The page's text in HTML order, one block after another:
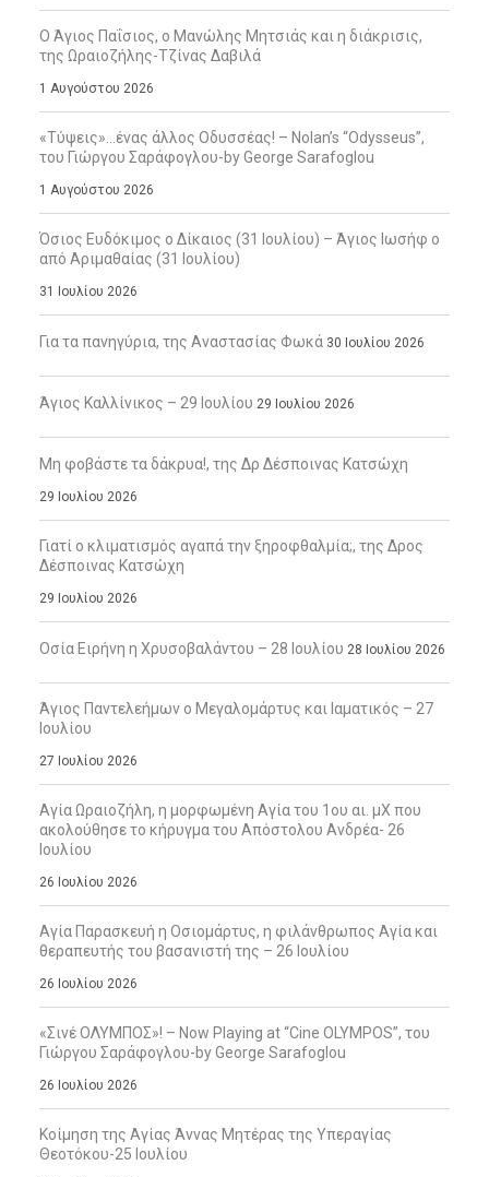
Ο Άγιος Παΐσιος, ο Μανώλης Μητσιάς και η διάκρισις,
της Ωραιοζήλης-Τζίνας Δαβιλά
1 Αυγούστου 2026
«Τύψεις»…ένας άλλος Οδυσσέας! – Nolan’s “Odysseus”,
του Γιώργου Σαράφογλου-by George Sarafoglou
1 Αυγούστου 2026
Όσιος Ευδόκιμος ο Δίκαιος (31 Ιουλίου) – Άγιος Ιωσήφ ο
από Αριμαθαίας (31 Ιουλίου)
31 Ιουλίου 2026
Για τα πανηγύρια, της Αναστασίας Φωκά 30 Ιουλίου 2026
Άγιος Καλλίνικος – 29 Ιουλίου 29 Ιουλίου 2026
Μη φοβάστε τα δάκρυα!, της Δρ Δέσποινας Κατσώχη
29 Ιουλίου 2026
Γιατί ο κλιματισμός αγαπά την ξηροφθαλμία;, της Δρος
Δέσποινας Κατσώχη
29 Ιουλίου 2026
Οσία Ειρήνη η Χρυσοβαλάντου – 28 Ιουλίου 28 Ιουλίου 2026
Άγιος Παντελεήμων ο Μεγαλομάρτυς και Ιαματικός – 27
Ιουλίου
27 Ιουλίου 2026
Αγία Ωραιοζήλη, η μορφωμένη Αγία του 1ου αι. μΧ που
ακολούθησε το κήρυγμα του Απόστολου Ανδρέα- 26
Ιουλίου
26 Ιουλίου 2026
Αγία Παρασκευή η Οσιομάρτυς, η φιλάνθρωπος Αγία και
θεραπευτής του βασανιστή της – 26 Ιουλίου
26 Ιουλίου 2026
«Σινέ ΟΛΥΜΠΟΣ»! – Now Playing at “Cine OLYMPOS”, του
Γιώργου Σαράφογλου-by George Sarafoglou
26 Ιουλίου 2026
Κοίμηση της Αγίας Άννας Μητέρας της Υπεραγίας
Θεοτόκου-25 Ιουλίου